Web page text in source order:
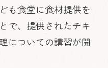
も食堂に食材提供を
で、提供されたチキ
についての講習が開